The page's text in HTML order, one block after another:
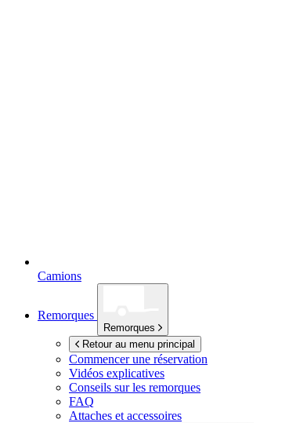
Camions
Remorques
Remorques
Retour au menu principal
Commencer une réservation
Vidéos explicatives
Conseils sur les remorques
FAQ
Attaches et accessoires